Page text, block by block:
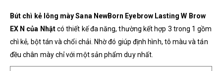
Bút chì kẻ lông mày Sana NewBorn Eyebrow Lasting W Brow
EX N của Nhậtcó thiết kế đa năng, thường kết hợp 3 trong 1 gồm
chì kẻ, bột tán và chổi chải. Nhờ đó giúp định hình, tô màu và tán
đều chân mày chỉ với một sản phẩm duy nhất.